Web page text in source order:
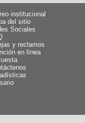
institucional
del sitio
Sociales
y reclamos
en línea